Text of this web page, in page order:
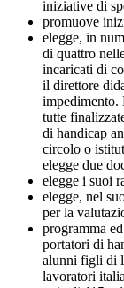
iniziative di
promuove
elegge, in
di quattro
incaricati di
il direttore
impedimento.
tutte
di handicap
circolo o
elegge due
elegge i suoi
elegge, nel
per la
programma
portatori di
alunni figli di
lavoratori